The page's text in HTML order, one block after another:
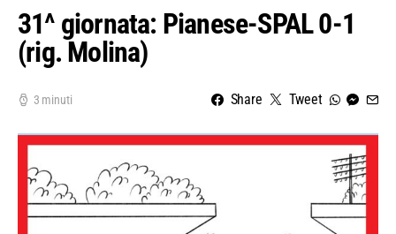
31^ giornata: Pianese-SPAL 0-1
(rig. Molina)
3 minuti Share Tweet